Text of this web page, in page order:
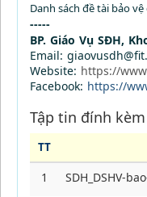
Danh sách đề tài bảo
-----
BP. Giáo Vụ SĐH,
Email:
Website: https://
Facebook: https://
Tập tin đính kèm
TT
1 SDH_DSHV-